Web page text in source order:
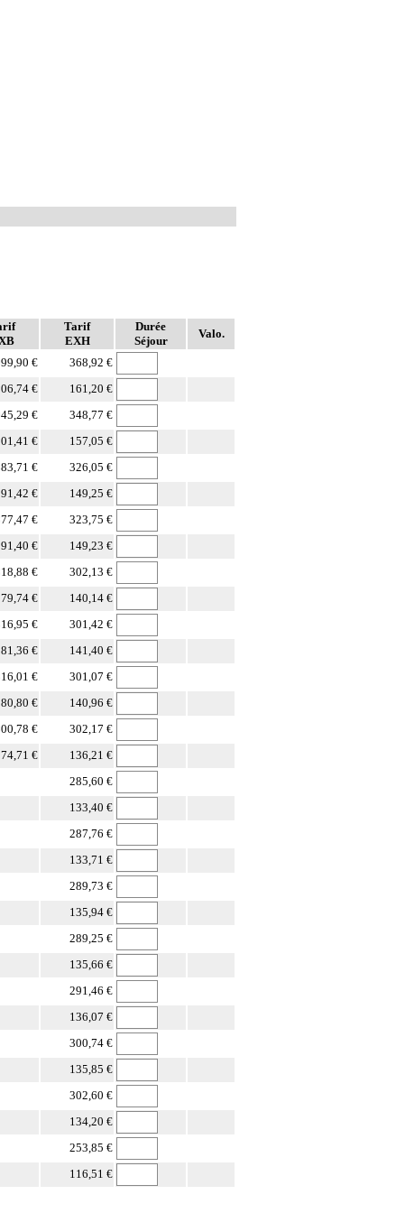
Tarif
EXH
Durée
Séjour
Valo.
€
368,92 €
€
161,20 €
€
348,77 €
€
157,05 €
€
326,05 €
€
149,25 €
€
323,75 €
€
149,23 €
€
302,13 €
€
140,14 €
€
301,42 €
€
141,40 €
€
301,07 €
€
140,96 €
€
302,17 €
€
136,21 €
285,60 €
133,40 €
287,76 €
133,71 €
289,73 €
135,94 €
289,25 €
135,66 €
291,46 €
136,07 €
300,74 €
135,85 €
302,60 €
134,20 €
253,85 €
116,51 €